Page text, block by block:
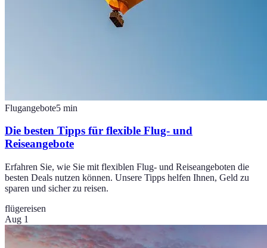
Flugangebote5 min
Die besten Tipps für flexible Flug- und
Reiseangebote
Erfahren Sie, wie Sie mit flexiblen Flug- und Reiseangeboten die
besten Deals nutzen können. Unsere Tipps helfen Ihnen, Geld zu
sparen und sicher zu reisen.
flügereisen
Aug 1